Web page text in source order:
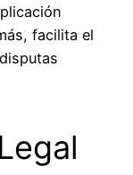
facilita el